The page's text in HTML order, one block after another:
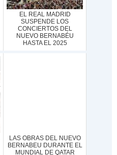
EL REAL MADRID
SUSPENDE LOS
CONCIERTOS DEL
NUEVO BERNABÉU
HASTA EL 2025
LAS OBRAS DEL NUEVO
BERNABEU DURANTE EL
MUNDIAL DE QATAR